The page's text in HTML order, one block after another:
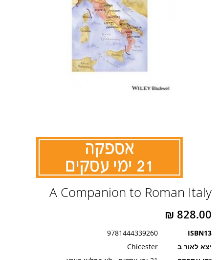
A Companion to Roman Italy
ISBN13
9781444339260
יצא לאור ב
Chicester
להתחלה
של
גלריית
תמונות